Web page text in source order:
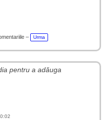
– Urma
​​pentru a adăuga